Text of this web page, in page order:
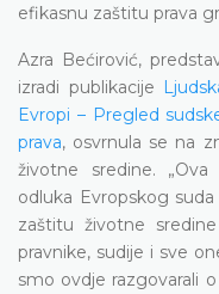
efikasnu zaštitu prava
Azra Bećirović,
izradi publikacije
Evropi – Pregled
prava, osvrnula se na
životne sredine.
odluka Evropskog
zaštitu životne
pravnike, sudije i sve
smo ovdje razgovarali